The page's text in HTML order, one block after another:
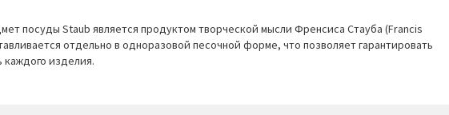
посуды Staub является продуктом творческой мысли Френсиса Стауба (Francis
отдельно в одноразовой песочной форме, что позволяет гарантировать
каждого изделия.